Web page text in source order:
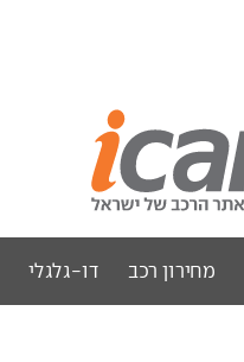
מחירון רכב דו-גלגלי